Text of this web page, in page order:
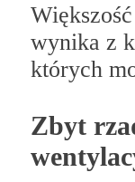
wynika z
których
Zbyt